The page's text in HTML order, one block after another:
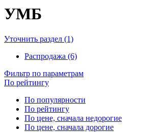
УМБ
Уточнить раздел (1)
Распродажа (6)
Фильтр по параметрам
По рейтингу
По популярности
По рейтингу
По цене, сначала недорогие
По цене, сначала дорогие